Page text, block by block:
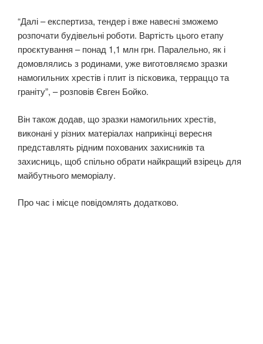
“Далі – експертиза, тендер і вже навесні зможемо
розпочати будівельні роботи. Вартість цього етапу
проєктування – понад 1,1 млн грн. Паралельно, як і
домовлялись з родинами, уже виготовляємо зразки
намогильних хрестів і плит із пісковика, терраццо та
граніту”, – розповів Євген Бойко.
Він також додав, що зразки намогильних хрестів,
виконані у різних матеріалах наприкінці вересня
представлять рідним похованих захисників та
захисниць, щоб спільно обрати найкращий взірець для
майбутнього меморіалу.
Про час і місце повідомлять додатково.